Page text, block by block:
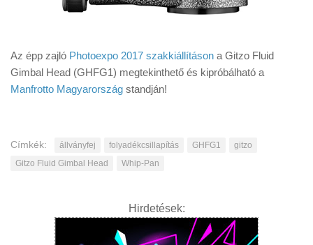
Az épp zajló Photoexpo 2017 szakkiállításon a Gitzo Fluid
Gimbal Head (GHFG1) megtekinthető és kipróbálható a
Manfrotto Magyarország standján!
Címkék: állványfej folyadékcsillapítás GHFG1
gitzo
Gitzo Fluid Gimbal Head
Whip-Pan
Hirdetések: